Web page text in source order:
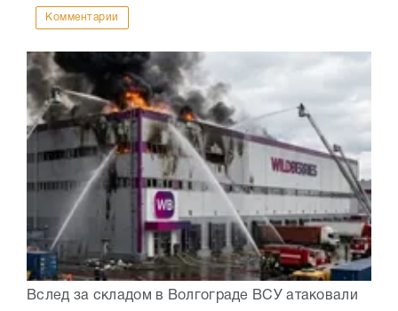
Комментарии
Вслед за складом в Волгограде ВСУ атаковали